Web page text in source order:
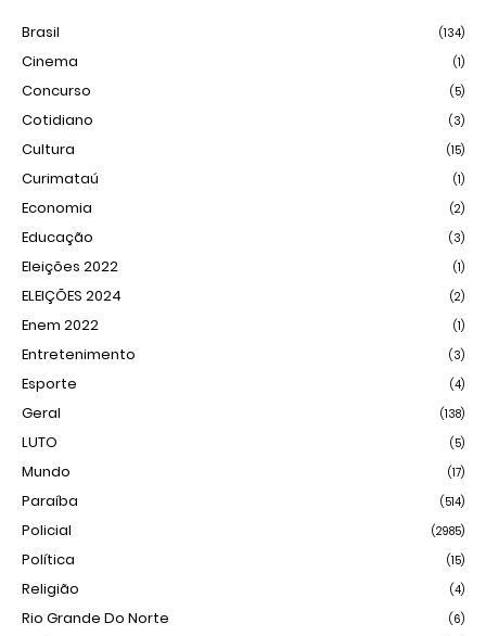
Brasil (134)
Cinema (1)
Concurso (5)
Cotidiano (3)
Cultura (15)
Curimataú (1)
Economia (2)
Educação (3)
Eleições 2022 (1)
ELEIÇÕES 2024 (2)
Enem 2022 (1)
Entretenimento (3)
Esporte (4)
Geral (138)
LUTO (5)
Mundo (17)
Paraíba (514)
Policial (2985)
Política (15)
Religião (4)
Rio Grande Do Norte (6)